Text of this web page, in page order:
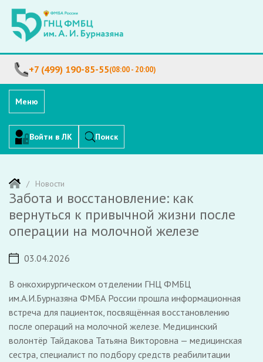
+7 (499) 190-85-55(08:00 - 20:00)
Меню
Войти в ЛК Поиск
Новости
Забота и восстановление: как
вернуться к привычной жизни после
операции на молочной железе
03.04.2026
В онкохирургическом отделении ГНЦ ФМБЦ
им.А.И.Бурназяна ФМБА России прошла информационная
встреча для пациенток, посвящённая восстановлению
после операций на молочной железе. Медицинский
волонтёр Тайдакова Татьяна Викторовна — медицинская
сестра, специалист по подбору средств реабилитации